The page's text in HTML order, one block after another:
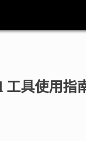
具使用指